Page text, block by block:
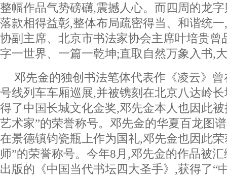
整幅作品气势磅礴,震撼人心。而四周的龙
落款相得益彰,整体布局疏密得当、和谐统
协副主席、北京市书法家协会主席叶培贵曾
字一世界、一篇一乾坤;直取自然万象入书,
邓先金的独创书法笔体代表作《凌云》
号线列车车厢巡展,并被镌刻在北京八达岭
得了中国长城文化金奖,邓先金本人也因此
艺术家”的荣誉称号。邓先金的华夏百龙图
在景德镇钧瓷瓶上作为国礼,邓先金也因此
师”的荣誉称号。今年8月,邓先金的作品被
出版的《中国当代书坛四大圣手》,获得了“